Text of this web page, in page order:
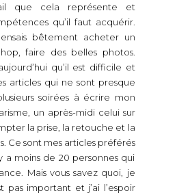
que cela représente et
qu’il faut acquérir.
bêtement acheter un
faire des belles photos.
qu’il est difficile et
articles qui ne sont presque
soirées à écrire mon
un après-midi celui sur
la prise, la retouche et la
Ce sont mes articles préférés
a moins de 20 personnes qui
Mais vous savez quoi, je
pas important et j’ai l’espoir